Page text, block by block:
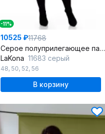
-11%
10525 ₽11768
Серое полуприлегающее пальто из пальтовой ткани
LaKona 11683 серый
48, 50, 52, 56
В корзину